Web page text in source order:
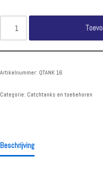
Artikelnummer: QTANK 16
Categorie: Catchtanks en toebehoren
Beschrijving